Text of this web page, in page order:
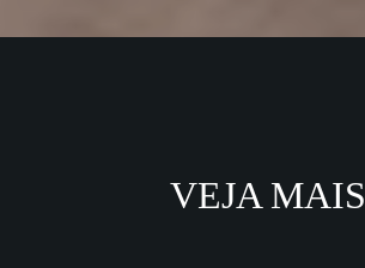
VEJA MAIS